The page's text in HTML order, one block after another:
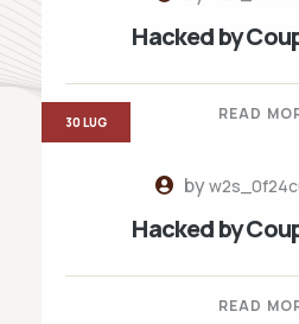
Hacked by
READ
by
Hacked by
READ
30 LUG